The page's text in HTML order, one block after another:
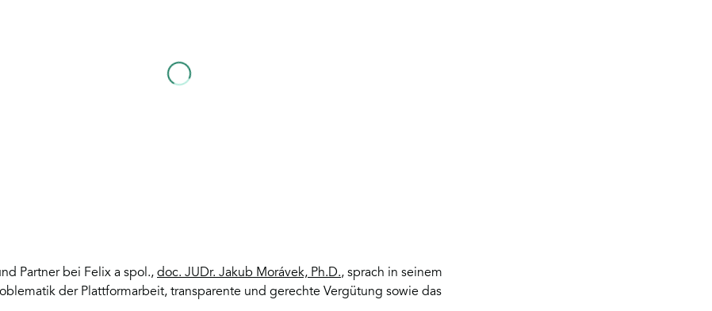
Partner bei Felix a spol., doc. JUDr. Jakub Morávek, Ph.D., sprach in seinem
der Plattformarbeit, transparente und gerechte Vergütung sowie das